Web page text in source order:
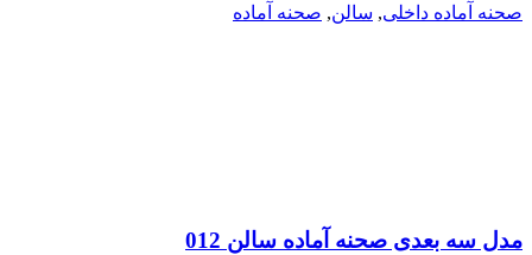
صحنه آماده داخلی, سالن, صحنه آماده
مدل سه بعدی صحنه آماده سالن 012